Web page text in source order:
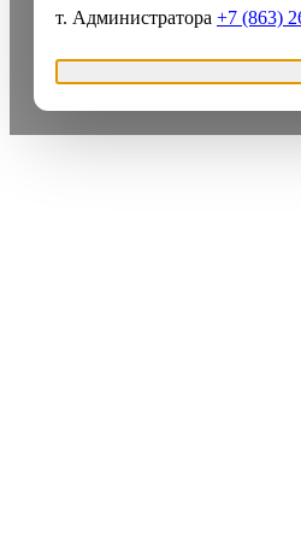
т. Администратора +7 (863)